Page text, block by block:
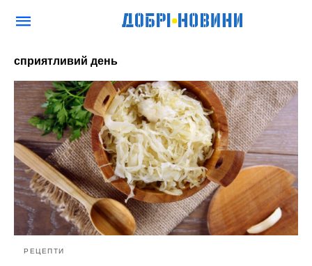
сприятливий день
РЕЦЕПТИ